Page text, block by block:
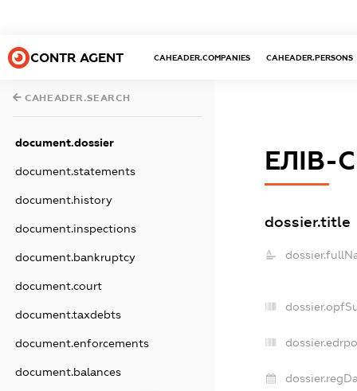
CONTR AGENT CAHEADER.COMPANIES CAHEADER.PERSONS
CAHEADER.SEARCH
document.dossier
document.statements
document.history
document.inspections
document.bankruptcy
document.court
document.taxdebts
document.enforcements
document.balances
ЕЛІВ-
dossier.title